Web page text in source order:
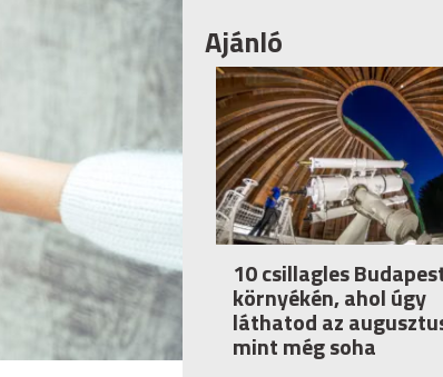
Ajánló
10 csillagles
környékén, ahol úgy
láthatod az
mint még soha